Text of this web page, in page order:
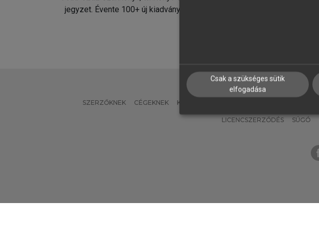
jegyzet. Évente 100+ új kiadvány.
SZERZŐKNEK CÉGEKNEK KÖNYVTÁROSOKNAK
LICENCSZERZŐDÉS SÚGÓ
Csak a szükséges sütik
elfogadása